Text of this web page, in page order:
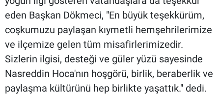
eden Başkan Dökmeci, "En büyük teşekkürüm,
coşkumuzu paylaşan kıymetli hemşehrilerimize
ve ilçemize gelen tüm misafirlerimizedir.
Sizlerin ilgisi, desteği ve güler yüzü sayesinde
Nasreddin Hoca'nın hoşgörü, birlik, beraberlik ve
paylaşma kültürünü hep birlikte yaşattık." dedi.